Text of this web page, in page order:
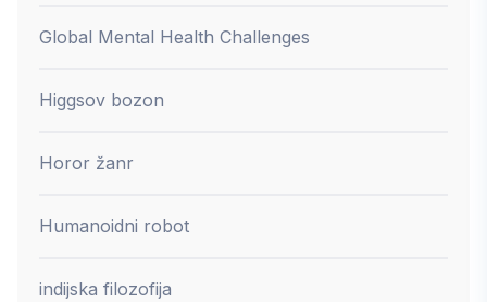
Global Mental Health Challenges
Higgsov bozon
Horor žanr
Humanoidni robot
indijska filozofija